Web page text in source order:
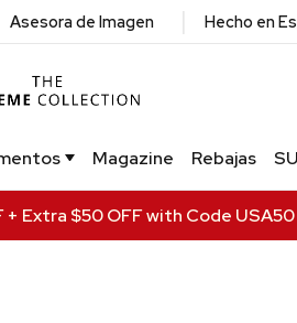
Extra $50 OFF with Code USA50
Asesora de Imagen | Hecho en
Magazine Rebajas